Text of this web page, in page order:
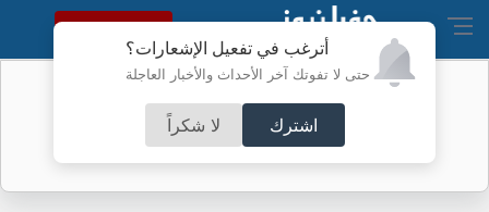
أترغب في تفعيل الإشعارات؟
حتى لا تفوتك آخر الأحداث والأخبار العاجلة
اشترك لا شكراً
النسخة الكاملة